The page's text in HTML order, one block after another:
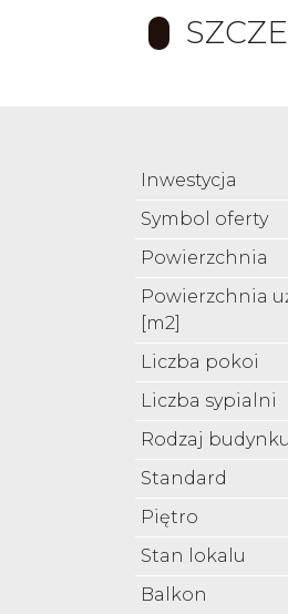
Inwestycja
Symbol oferty
Powierzchnia
Powierzchnia
[m2]
Liczba pokoi
Liczba sypialni
Rodzaj budynku
Standard
Piętro
Stan lokalu
Balkon